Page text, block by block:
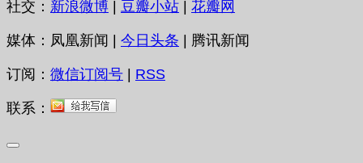
社交： 新浪微博 豆瓣小站 花瓣网
媒体：凤凰新闻 | 今日头条 | 腾讯新闻
订阅： 微信订阅号 RSS
联系：